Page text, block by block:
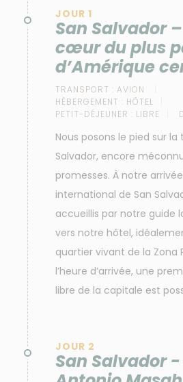
JOUR 1
San Salvador
cœur du plus
d’Amérique
TRANSPORT : AVION
HÉBERGEMENT : HÔTEL
PETIT-DÉJEUNER : LIBRE
Nous posons le pied sur
Salvador, encore
promesses. À notre
international de San
accueillis par notre guide
vers notre hôtel,
quartier vivant de la Zona
l’heure d’arrivée, une
libre de la capitale est
JOUR 2
San Salvador -